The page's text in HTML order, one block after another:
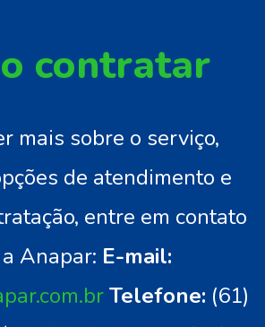
contratar
mais sobre o serviço,
de atendimento e
entre em contato
Anapar: E-mail:
Telefone: (61)